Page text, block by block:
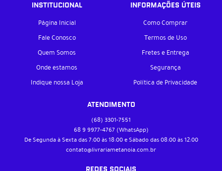
INSTITUCIONAL
Página Inicial
Fale Conosco
Quem Somos
Onde estamos
Indique nossa Loja
INFORMAÇÕES ÚTEIS
Como Comprar
Termos de Uso
Fretes e Entrega
Segurança
Política de Privacidade
ATENDIMENTO
(68) 3301-7551
68 9 9977-4767 (WhatsApp)
De Segunda à Sexta das 7:00 às 18:00 e Sábado das 08:00 às 12:00
contato@livrariametanoia.com.br